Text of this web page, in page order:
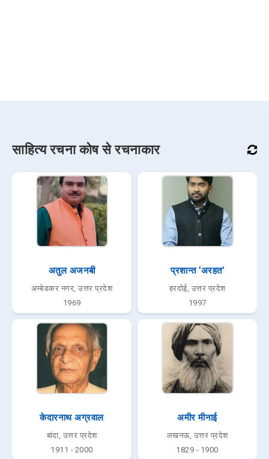
साहित्य रचना कोष से रचनाकार
अतुल अजनबी
अम्बेडकर नगर, उत्तर प्रदेश
1969
प्रशान्त 'अरहत'
हरदोई, उत्तर प्रदेश
1997
केदारनाथ अग्रवाल
बांदा, उत्तर प्रदेश
1911 - 2000
अमीर मीनाई
लखनऊ, उत्तर प्रदेश
1829 - 1900